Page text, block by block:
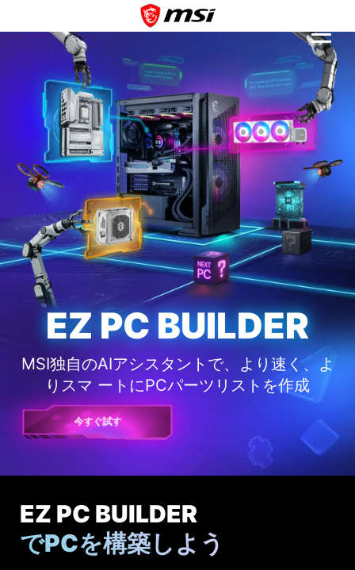
EZ PC BUILDER
MSI独自のAIアシスタントで、より速く、よ
りスマ ートにPCパーツリストを作成
今すぐ試す
EZ PC BUILDER
でPCを構築しよう